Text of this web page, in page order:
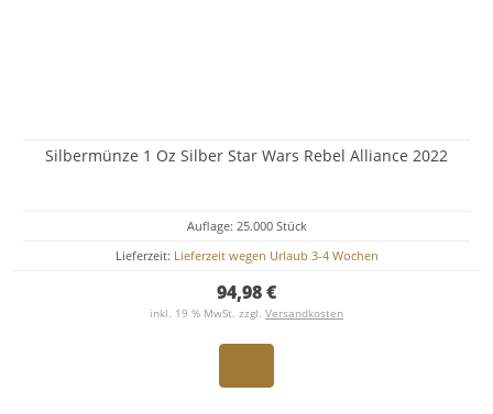
Silbermünze 1 Oz Silber Star Wars Rebel Alliance 2022
Auflage: 25.000 Stück
Lieferzeit: Lieferzeit wegen Urlaub 3-4 Wochen
94,98 €
inkl. 19 % MwSt. zzgl. Versandkosten